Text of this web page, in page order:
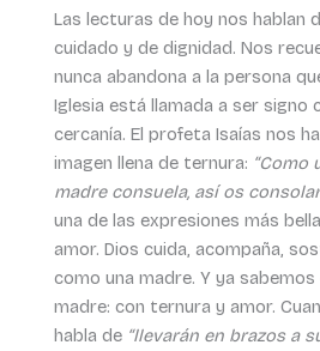
Las lecturas de hoy nos hablan
cuidado y de dignidad. Nos
nunca abandona a la persona
Iglesia está llamada a ser signo
cercanía. El profeta Isaías nos
imagen llena de ternura: “Como
madre consuela, así os
una de las expresiones más
amor. Dios cuida, acompaña,
como una madre. Y ya
madre: con ternura y amor.
habla de “llevarán en brazos a